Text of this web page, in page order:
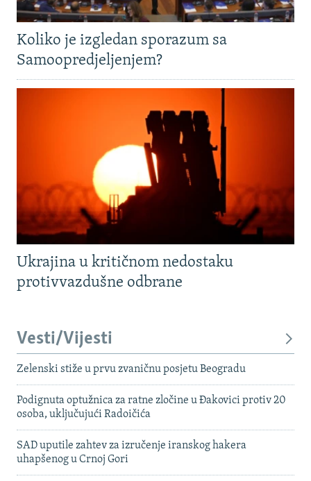
Koliko je izgledan sporazum sa
Samoopredjeljenjem?
Ukrajina u kritičnom nedostaku
protivvazdušne odbrane
Vesti/Vijesti
Zelenski stiže u prvu zvaničnu posjetu Beogradu
Podignuta optužnica za ratne zločine u Đakovici protiv 20
osoba, uključujući Radoičića
SAD uputile zahtev za izručenje iranskog hakera
uhapšenog u Crnoj Gori